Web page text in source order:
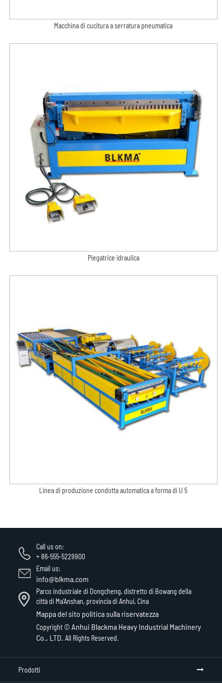
Macchina di cucitura a serratura pneumatica
Piegatrice idraulica
Linea di produzione condotta automatica a forma di U 5
Call us on:
+ 86-555-5229900
Email us:
info@blkma.com
Parco industriale di Dongcheng, distretto di Bowang della
città di Ma'Anshan, provincia di Anhui, Cina
Mappa del sito politica sulla riservatezza
Copyright © Anhui Blackma Heavy Industrial Machinery
Co., LTD. All Rights Reserved.
Prodotti